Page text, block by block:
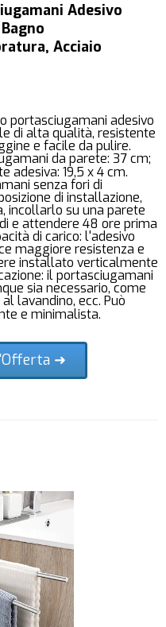
Adesivo
Acciaio
portasciugamani adesivo
di alta qualità, resistente
e facile da pulire.
da parete: 37 cm;
adesiva: 19,5 x 4 cm.
senza fori di
di installazione,
incollarlo su una parete
e attendere 48 ore prima
di carico: l'adesivo
maggiore resistenza e
installato verticalmente
il portasciugamani
sia necessario, come
lavandino, ecc. Può
e minimalista.
➜